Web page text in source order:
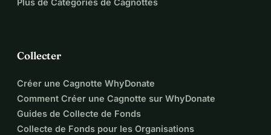
Collecter
Créer une Cagnotte WhyDonate
Comment Créer une Cagnotte sur WhyDonate
Guides de Collecte de Fonds
Collecte de Fonds pour les Organisations